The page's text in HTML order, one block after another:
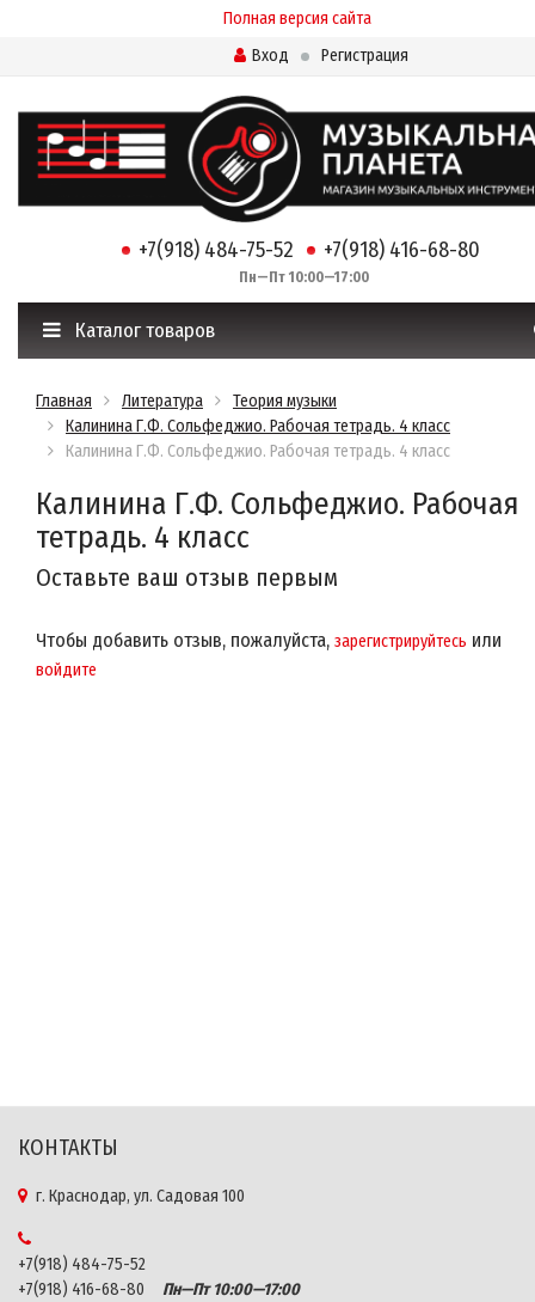
Полная версия сайта
Вход
Регистрация
+7(918) 484-75-52 +7(918) 416-68-80
Пн—Пт 10:00—17:00
Каталог товаров
Главная Литература
Теория музыки
Калинина Г.Ф. Сольфеджио. Рабочая тетрадь. 4 класс
Калинина Г.Ф. Сольфеджио. Рабочая тетрадь. 4 класс
Калинина Г.Ф. Сольфеджио. Рабочая
тетрадь. 4 класс
Оставьте ваш отзыв первым
Чтобы добавить отзыв, пожалуйста, зарегистрируйтесь или
войдите
КОНТАКТЫ
г. Краснодар, ул. Садовая 100
+7(918) 484-75-52
+7(918) 416-68-80
Пн—Пт 10:00—17:00